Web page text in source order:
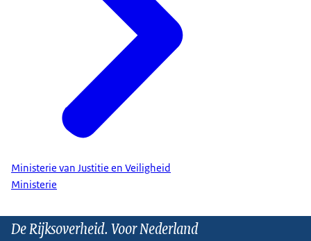
Ministerie van Justitie en Veiligheid
Ministerie
De Rijksoverheid. Voor Nederland